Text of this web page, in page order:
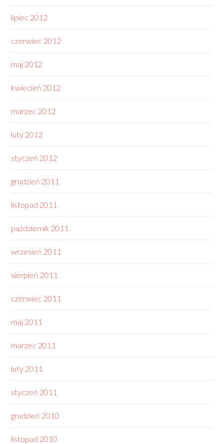
lipiec 2012
czerwiec 2012
maj 2012
kwiecień 2012
marzec 2012
luty 2012
styczeń 2012
grudzień 2011
listopad 2011
październik 2011
wrzesień 2011
sierpień 2011
czerwiec 2011
maj 2011
marzec 2011
luty 2011
styczeń 2011
grudzień 2010
listopad 2010